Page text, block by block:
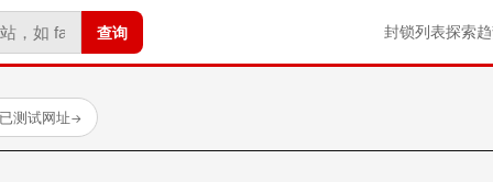
查询 封锁列表探索
测试网址→